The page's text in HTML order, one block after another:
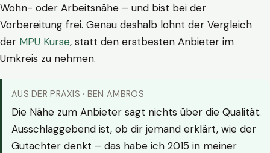
Wohn- oder Arbeitsnähe – und bist bei der
Vorbereitung frei. Genau deshalb lohnt der Vergleich
der MPU Kurse, statt den erstbesten Anbieter im
Umkreis zu nehmen.
AUS DER PRAXIS · BEN AMBROS
Die Nähe zum Anbieter sagt nichts über die Qualität.
Ausschlaggebend ist, ob dir jemand erklärt, wie der
Gutachter denkt – das habe ich 2015 in meiner